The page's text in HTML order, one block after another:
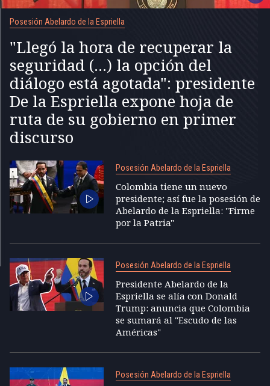
Posesión Abelardo de la Espriella
"Llegó la hora de recuperar la
seguridad (...) la opción del
diálogo está agotada": presidente
De la Espriella expone hoja de
ruta de su gobierno en primer
discurso
Posesión Abelardo de la Espriella
Colombia tiene un nuevo
presidente; así fue la posesión de
Abelardo de la Espriella: "Firme
por la Patria"
Posesión Abelardo de la Espriella
Presidente Abelardo de la
Espriella se alía con Donald
Trump: anuncia que Colombia
se sumará al "Escudo de las
Américas"
Posesión Abelardo de la Espriella